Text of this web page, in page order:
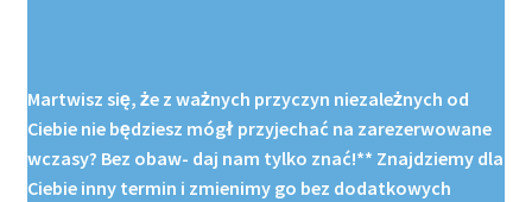
Martwisz się, że z ważnych przyczyn niezależnych od
Ciebie nie będziesz mógł przyjechać na zarezerwowane
wczasy? Bez obaw- daj nam tylko znać!** Znajdziemy dla
Ciebie inny termin i zmienimy go bez dodatkowych